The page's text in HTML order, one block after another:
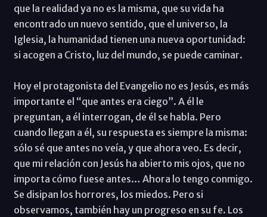
que la realidad ya no es la misma, que su vida ha
encontrado un nuevo sentido, que el universo, la
Iglesia, la humanidad tienen una nueva oportunidad:
si acogen a Cristo, luz del mundo, se puede caminar.
Hoy el protagonista del Evangelio no es Jesús, es más
importante el “que antes era ciego”. A él le
preguntan, a él interrogan, de él se habla. Pero
cuando llegan a él, su respuesta es siempre la misma:
sólo sé que antes no veía, y que ahora veo. Es decir,
que mi relación con Jesús ha abierto mis ojos, que no
importa cómo fuese antes… Ahora lo tengo conmigo.
Se disipan los horrores, los miedos. Pero si
observamos, también hay un progreso en su fe. Los